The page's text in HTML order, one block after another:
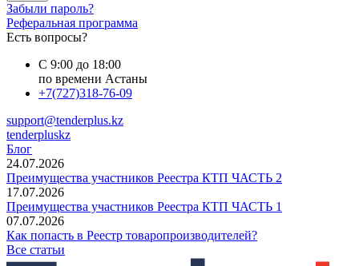
Забыли пароль?
Реферальная программа
Есть вопросы?
С 9:00 до 18:00
по времени Астаны
+7(727)318-76-09
support@tenderplus.kz
tenderpluskz
Блог
24.07.2026
Преимущества участников Реестра КТП ЧАСТЬ 2
17.07.2026
Преимущества участников Реестра КТП ЧАСТЬ 1
07.07.2026
Как попасть в Реестр товаропроизводителей?
Все статьи